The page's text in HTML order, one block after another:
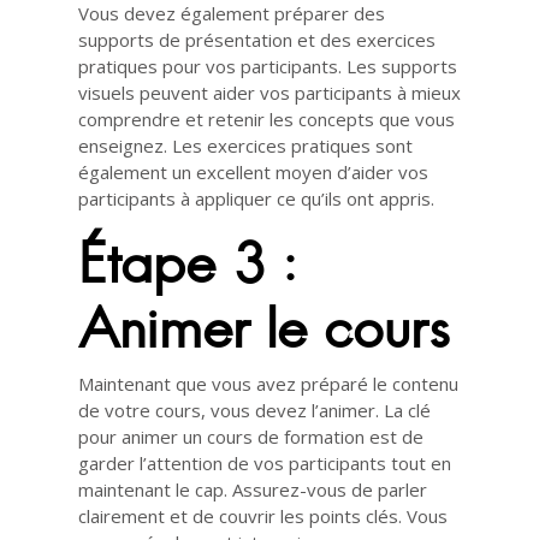
Vous devez également préparer des
supports de présentation et des exercices
pratiques pour vos participants. Les supports
visuels peuvent aider vos participants à mieux
comprendre et retenir les concepts que vous
enseignez. Les exercices pratiques sont
également un excellent moyen d’aider vos
participants à appliquer ce qu’ils ont appris.
Étape 3 :
Animer le cours
Maintenant que vous avez préparé le contenu
de votre cours, vous devez l’animer. La clé
pour animer un cours de formation est de
garder l’attention de vos participants tout en
maintenant le cap. Assurez-vous de parler
clairement et de couvrir les points clés. Vous